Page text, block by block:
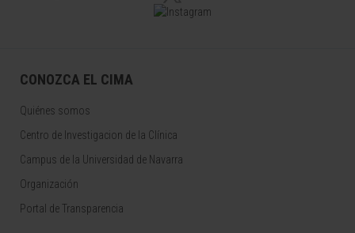
CONOZCA EL CIMA
Quiénes somos
Centro de Investigacion de la Clínica
Campus de la Universidad de Navarra
Organización
Portal de Transparencia